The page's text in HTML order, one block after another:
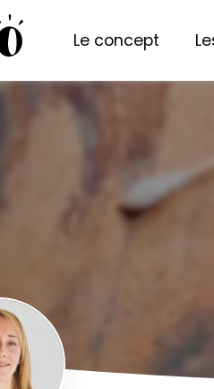
Le concept